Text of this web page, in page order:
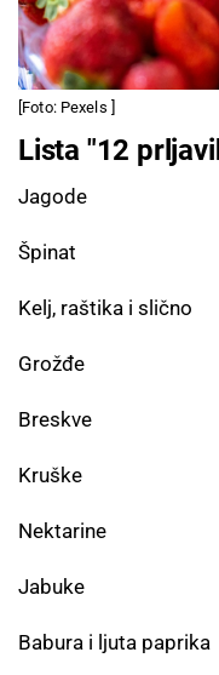
[Foto: Pexels ]
Lista "12
Jagode
Špinat
Kelj, raštika i slično
Grožđe
Breskve
Kruške
Nektarine
Jabuke
Babura i ljuta paprika